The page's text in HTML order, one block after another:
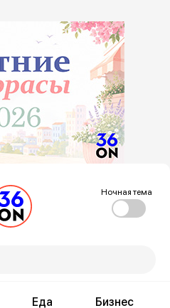
Ночная тема
Еда Бизнес